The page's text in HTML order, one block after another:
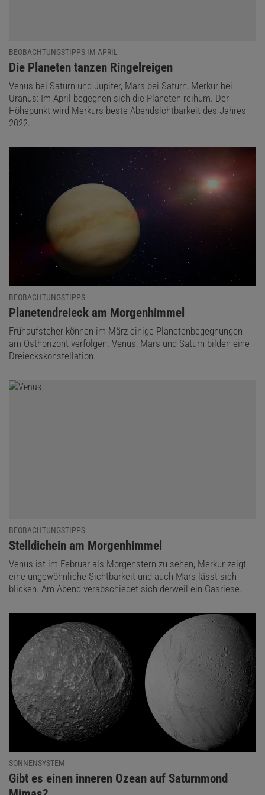
BEOBACHTUNGSTIPPS IM APRIL
:
Die Planeten tanzen Ringelreigen
Venus bei Saturn und Jupiter, Mars bei Saturn, Merkur bei
Uranus: Im April begegnen sich die Planeten reihum. Der
Höhepunkt wird Merkurs beste Abendsichtbarkeit des Jahres
2022.
BEOBACHTUNGSTIPPS
:
Planetendreieck am Morgenhimmel
Frühaufsteher können im März einige Planetenbegegnungen
am Osthorizont verfolgen. Venus, Mars und Saturn bilden eine
Dreieckskonstellation.
BEOBACHTUNGSTIPPS
:
Stelldichein am Morgenhimmel
Venus ist im Februar als Morgenstern zu sehen, Merkur zeigt
eine ungewöhnliche Sichtbarkeit und auch Mars lässt sich
blicken. Am Abend verabschiedet sich derweil ein Gasriese.
SONNENSYSTEM
:
Gibt es einen inneren Ozean auf Saturnmond